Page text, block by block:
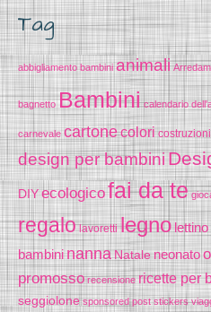
Tag
abbigliamento bambini animali
bagnetto Bambini calendario
carnevale cartonecolori costruzioni
design per bambini
DIYecologicofai da te
regalo lavoretti legno lettino
bambininannaNataleneonato
promosso recensione ricette per
seggiolone sponsored post stickers